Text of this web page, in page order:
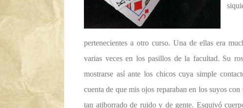
pertenecientes a otro curso. Una de ellas era
varias veces en los pasillos de la facultad. Su
mostrarse así ante los chicos cuya simple
cuenta de que mis ojos reparaban en los suyos
tan atiborrado de ruido y de gente. Esquivó